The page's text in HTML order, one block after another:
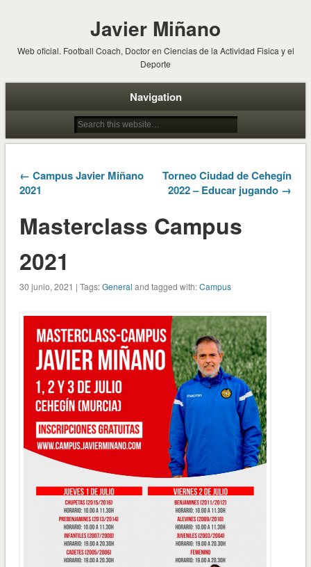
Javier Miñano
Web oficial. Football Coach, Doctor en Ciencias de la Actividad Fisica y el
Deporte
Navigation
← Campus Javier Miñano
2021
Torneo Ciudad de Cehegín
2022 – Educar jugando →
Masterclass Campus
2021
30 junio, 2021 | Tags:General and tagged with:Campus